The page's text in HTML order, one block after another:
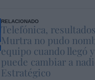
RELACIONADO
Telefónica,
Murtra no pudo
equipo cuando llegó
puede cambiar a
Estratégico